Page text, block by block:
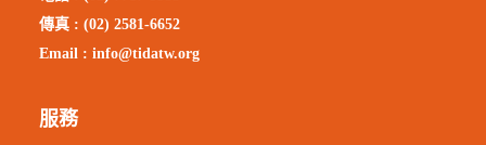
傳真 : (02) 2581-6652
Email :info@tidatw.org
服務